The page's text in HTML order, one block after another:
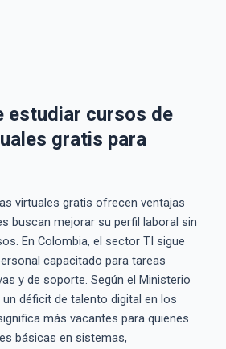
estudiar cursos de
gratis para
virtuales gratis ofrecen ventajas
buscan mejorar su perfil laboral sin
En Colombia, el sector TI sigue
capacitado para tareas
y de soporte. Según el Ministerio
déficit de talento digital en los
más vacantes para quienes
básicas en sistemas,